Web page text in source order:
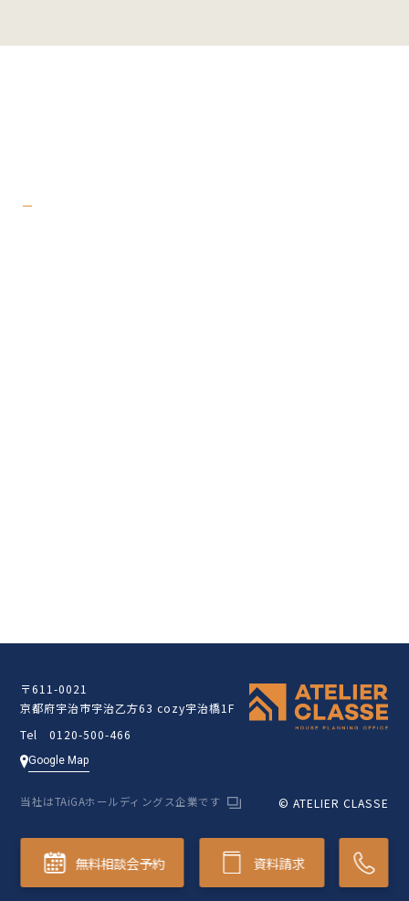
〒611-0021
京都府宇治市宇治乙方63 cozy宇治橋1F
Tel 0120-500-466
Google Map
当社はTAiGAホールディングス企業です © ATELIER CLASSE
無料相談会予約 資料請求